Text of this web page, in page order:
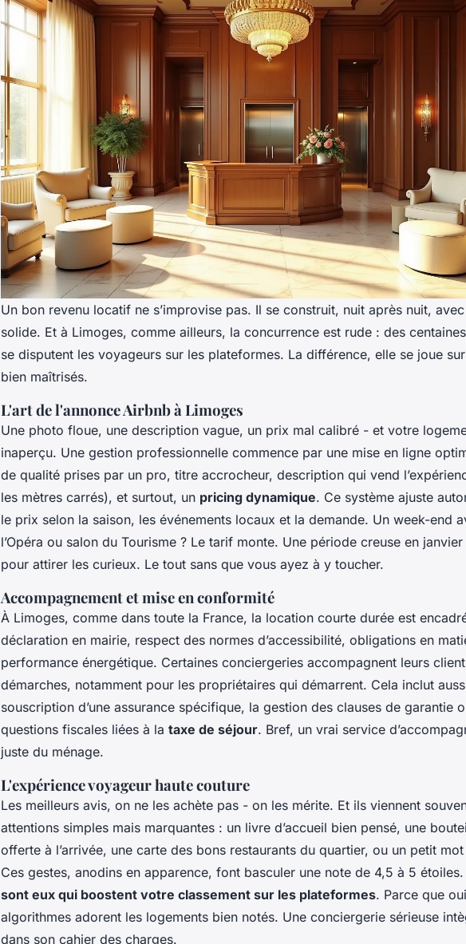
Un bon revenu locatif ne s’improvise pas. Il se construit, nuit après nuit,
solide. Et à Limoges, comme ailleurs, la concurrence est rude : des centaines
se disputent les voyageurs sur les plateformes. La différence, elle se joue
bien maîtrisés.
L'art de l'annonce Airbnb à Limoges
Une photo floue, une description vague, un prix mal calibré - et votre
inaperçu. Une gestion professionnelle commence par une mise en ligne
de qualité prises par un pro, titre accrocheur, description qui vend
les mètres carrés), et surtout, un pricing dynamique. Ce système ajuste
le prix selon la saison, les événements locaux et la demande. Un week-end
l’Opéra ou salon du Tourisme ? Le tarif monte. Une période creuse en
pour attirer les curieux. Le tout sans que vous ayez à y toucher.
Accompagnement et mise en conformité
À Limoges, comme dans toute la France, la location courte durée est
déclaration en mairie, respect des normes d’accessibilité, obligations en
performance énergétique. Certaines conciergeries accompagnent leurs
démarches, notamment pour les propriétaires qui démarrent. Cela inclut
souscription d’une assurance spécifique, la gestion des clauses de garantie
questions fiscales liées à la taxe de séjour. Bref, un vrai service
juste du ménage.
L'expérience voyageur haute couture
Les meilleurs avis, on ne les achète pas - on les mérite. Et ils viennent
attentions simples mais marquantes : un livre d’accueil bien pensé, une
offerte à l’arrivée, une carte des bons restaurants du quartier, ou un petit
Ces gestes, anodins en apparence, font basculer une note de 4,5 à 5
sont eux qui boostent votre classement sur les plateformes. Parce que
algorithmes adorent les logements bien notés. Une conciergerie sérieuse
dans son cahier des charges.